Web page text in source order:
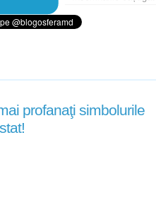
profanaţi simbolurile